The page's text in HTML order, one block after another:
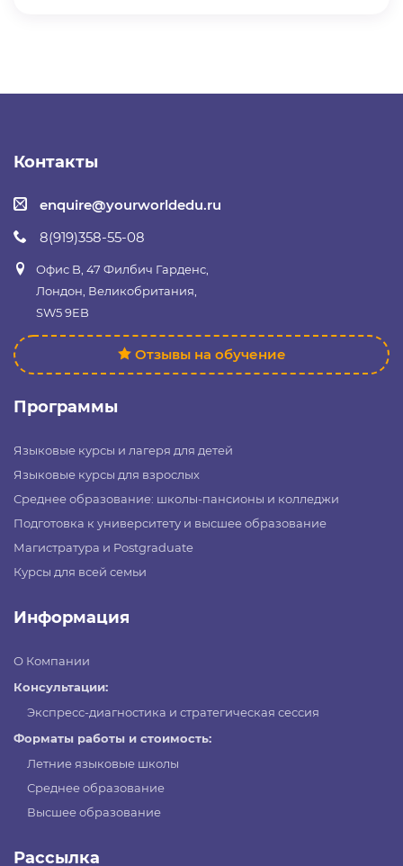
Контакты
enquire@yourworldedu.ru
8(919)358-55-08
Офис B, 47 Филбич Гарденс,
Лондон, Великобритания,
SW5 9EB
Отзывы на обучение
Программы
Языковые курсы и лагеря для детей
Языковые курсы для взрослых
Среднее образование: школы-пансионы и колледжи
Подготовка к университету и высшее образование
Магистратура и Postgraduate
Курсы для всей семьи
Информация
О Компании
Консультации:
Экспресс-диагностика и стратегическая сессия
Форматы работы и стоимость:
Летние языковые школы
Среднее образование
Высшее образование
Рассылка